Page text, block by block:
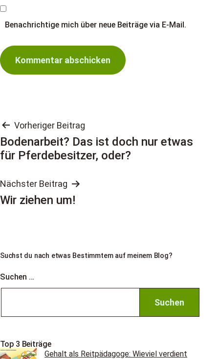
Benachrichtige mich über neue Beiträge via E-Mail.
Beitragsnavigation
Vorheriger Beitrag
Bodenarbeit? Das ist doch nur etwas
für Pferdebesitzer, oder?
Nächster Beitrag
Wir ziehen um!
Suchst du nach etwas Bestimmtem auf meinem Blog?
Suchen …
Top 3 Beiträge
Gehalt als Reitpädagoge: Wieviel verdient